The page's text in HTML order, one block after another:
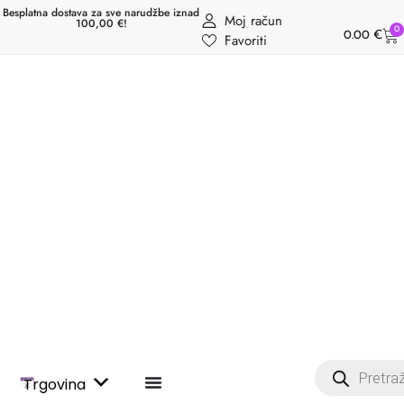
Besplatna dostava za sve narudžbe iznad
100,00 €!
Moj račun
Favoriti
0.00 € 0
Trgovina